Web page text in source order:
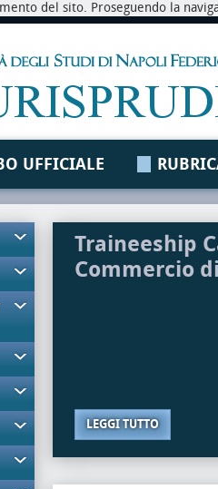
del sito. Proseguendo la
UFFICIALE
Traineeship
Commercio
LEGGI TUTTO